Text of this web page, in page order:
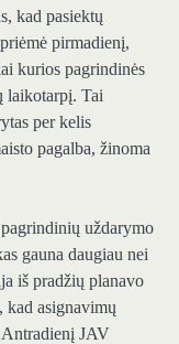
kad pasiektų
pirmadienį,
kurios pagrindinės
laikotarpį. Tai
per kelis
pagalba, žinoma
uždarymo
gauna daugiau nei
iš pradžių planavo
asignavimų
Antradienį JAV